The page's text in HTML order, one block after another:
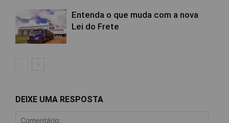
Entenda o que muda com a nova
Lei do Frete
DEIXE UMA RESPOSTA